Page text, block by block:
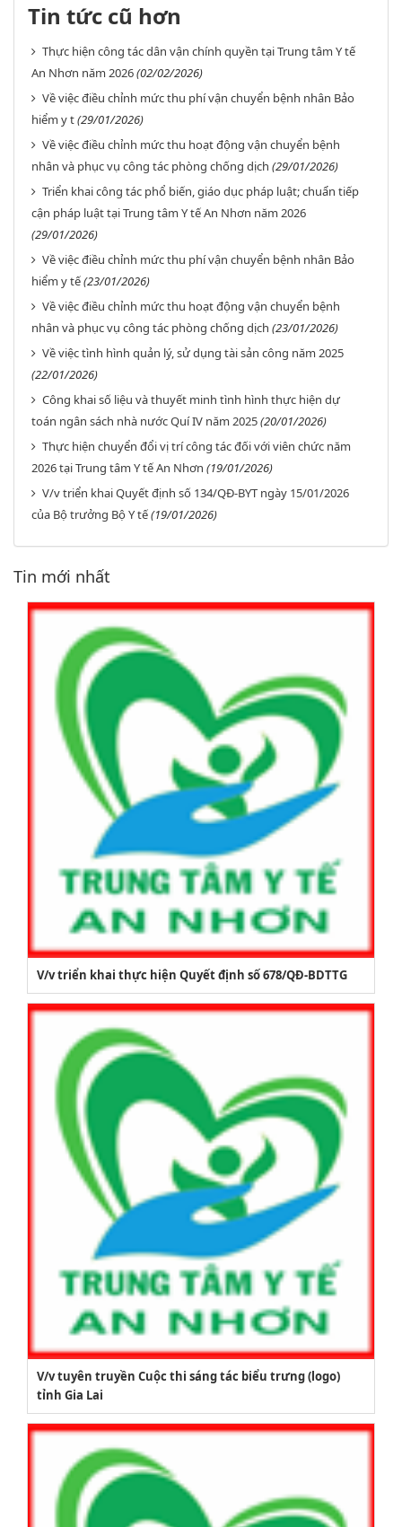
Tin tức cũ hơn
Thực hiện công tác dân vận chính quyền tại Trung tâm Y tế
An Nhơn năm 2026(02/02/2026)
Về việc điều chỉnh mức thu phí vận chuyển bệnh nhân Bảo
hiểm y t(29/01/2026)
Về việc điều chỉnh mức thu hoạt động vận chuyển bệnh
nhân và phục vụ công tác phòng chống dịch (29/01/2026)
Triển khai công tác phổ biến, giáo dục pháp luật; chuẩn tiếp
cận pháp luật tại Trung tâm Y tế An Nhơn năm 2026
(29/01/2026)
Về việc điều chỉnh mức thu phí vận chuyển bệnh nhân Bảo
hiểm y tế(23/01/2026)
Về việc điều chỉnh mức thu hoạt động vận chuyển bệnh
nhân và phục vụ công tác phòng chống dịch (23/01/2026)
Về việc tình hình quản lý, sử dụng tài sản công năm 2025
(22/01/2026)
Công khai số liệu và thuyết minh tình hình thực hiện dự
toán ngân sách nhà nước Quí IV năm 2025(20/01/2026)
Thực hiện chuyển đổi vị trí công tác đối với viên chức năm
2026 tại Trung tâm Y tế An Nhơn (19/01/2026)
V/v triển khai Quyết định số 134/QĐ-BYT ngày 15/01/2026
của Bộ trưởng Bộ Y tế(19/01/2026)
Tin mới nhất
V/v triển khai thực hiện Quyết định số 678/QĐ-BDTTG
V/v tuyên truyền Cuộc thi sáng tác biểu trưng (logo)
tỉnh Gia Lai